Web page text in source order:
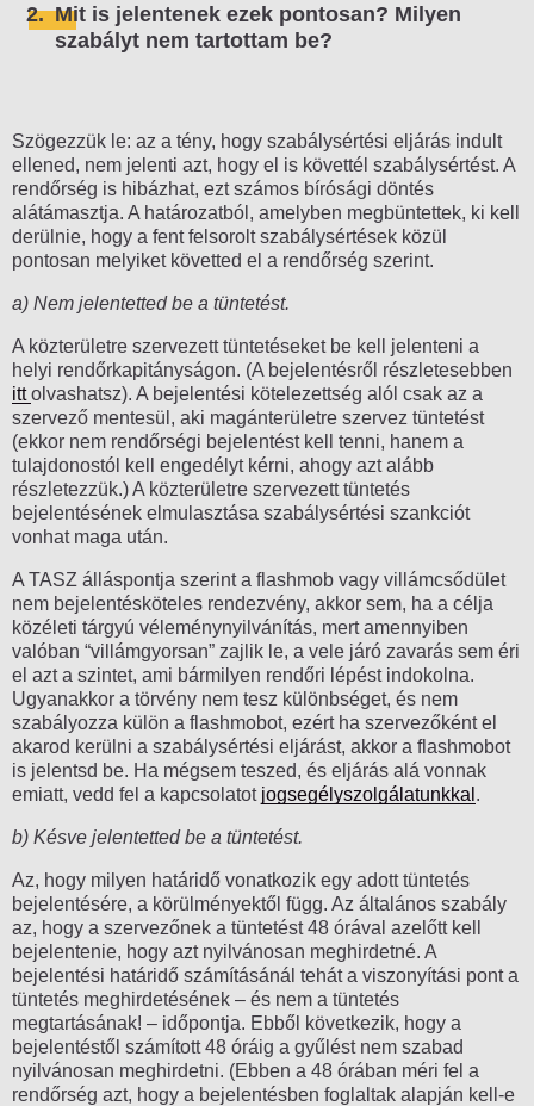
Polgári engedetlenség
Diáktüntetés, diáksztrájk
Ülősztrájk
2. Mit is jelentenek ezek pontosan? Milyen
szabályt nem tartottam be?
Szögezzük le: az a tény, hogy szabálysértési eljárás indult
ellened, nem jelenti azt, hogy el is követtél szabálysértést. A
rendőrség is hibázhat, ezt számos bírósági döntés
alátámasztja. A határozatból, amelyben megbüntettek, ki kell
derülnie, hogy a fent felsorolt szabálysértések közül
pontosan melyiket követted el a rendőrség szerint.
a) Nem jelentetted be a tüntetést.
A közterületre szervezett tüntetéseket be kell jelenteni a
helyi rendőrkapitányságon. (A bejelentésről részletesebben
ittolvashatsz). A bejelentési kötelezettség alól csak az a
szervező mentesül, aki magánterületre szervez tüntetést
(ekkor nem rendőrségi bejelentést kell tenni, hanem a
tulajdonostól kell engedélyt kérni, ahogy azt alább
részletezzük.) A közterületre szervezett tüntetés
bejelentésének elmulasztása szabálysértési szankciót
vonhat maga után.
A TASZ álláspontja szerint a flashmob vagy villámcsődület
nem bejelentésköteles rendezvény, akkor sem, ha a célja
közéleti tárgyú véleménynyilvánítás, mert amennyiben
valóban “villámgyorsan” zajlik le, a vele járó zavarás sem éri
el azt a szintet, ami bármilyen rendőri lépést indokolna.
Ugyanakkor a törvény nem tesz különbséget, és nem
szabályozza külön a flashmobot, ezért ha szervezőként el
akarod kerülni a szabálysértési eljárást, akkor a flashmobot
is jelentsd be. Ha mégsem teszed, és eljárás alá vonnak
emiatt, vedd fel a kapcsolatot jogsegélyszolgálatunkkal .
b) Késve jelentetted be a tüntetést.
Az, hogy milyen határidő vonatkozik egy adott tüntetés
bejelentésére, a körülményektől függ. Az általános szabály
az, hogy a szervezőnek a tüntetést 48 órával azelőtt kell
bejelentenie, hogy azt nyilvánosan meghirdetné. A
bejelentési határidő számításánál tehát a viszonyítási pont a
tüntetés meghirdetésének – és nem a tüntetés
megtartásának! – időpontja. Ebből következik, hogy a
bejelentéstől számított 48 óráig a gyűlést nem szabad
nyilvánosan meghirdetni. (Ebben a 48 órában méri fel a
rendőrség azt, hogy a bejelentésben foglaltak alapján kell-e